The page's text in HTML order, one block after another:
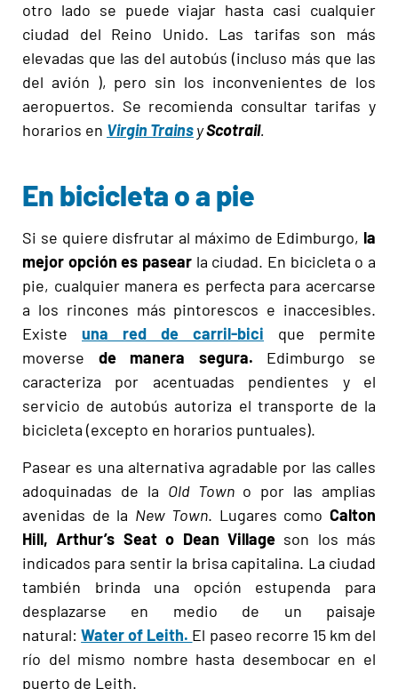
otro lado se puede viajar hasta casi cualquier
ciudad del Reino Unido. Las tarifas son más
elevadas que las del autobús (incluso más que las
del avión ), pero sin los inconvenientes de los
aeropuertos. Se recomienda consultar tarifas y
horarios en Virgin TrainsyScotrail.
En bicicleta o a pie
Si se quiere disfrutar al máximo de Edimburgo, la
mejor opción es pasear la ciudad. En bicicleta o a
pie, cualquier manera es perfecta para acercarse
a los rincones más pintorescos e inaccesibles.
Existe una red de carril-bici que permite
moverse de manera segura. Edimburgo se
caracteriza por acentuadas pendientes y el
servicio de autobús autoriza el transporte de la
bicicleta (excepto en horarios puntuales).
Pasear es una alternativa agradable por las calles
adoquinadas de la Old Towno por las amplias
avenidas de la New Town. Lugares comoCalton
Hill, Arthur’s Seat o Dean Village son los más
indicados para sentir la brisa capitalina. La ciudad
también brinda una opción estupenda para
desplazarse en medio de un paisaje
natural:Water of Leith. El paseo recorre 15 km del
río del mismo nombre hasta desembocar en el
puerto de Leith.